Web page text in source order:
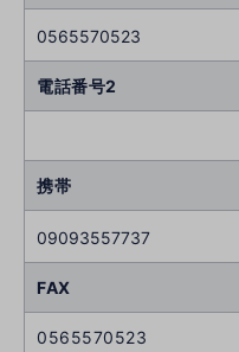
0565570523
電話番号2
携帯
09093557737
FAX
0565570523